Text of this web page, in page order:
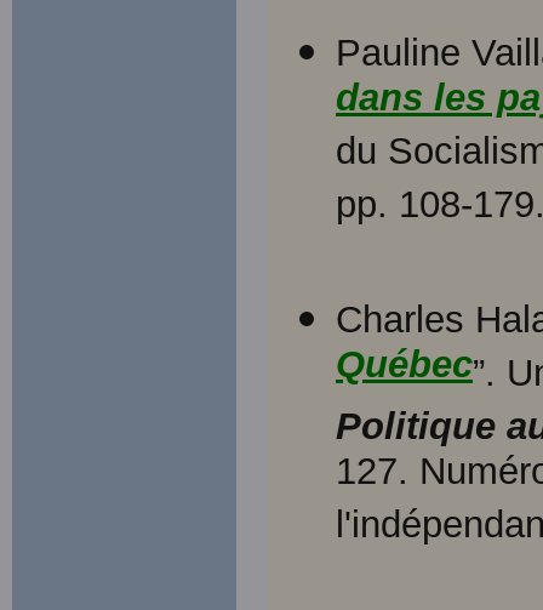
Pauline
dans les
du
pp. 108-
Charles
Québec”.
Politique
127.